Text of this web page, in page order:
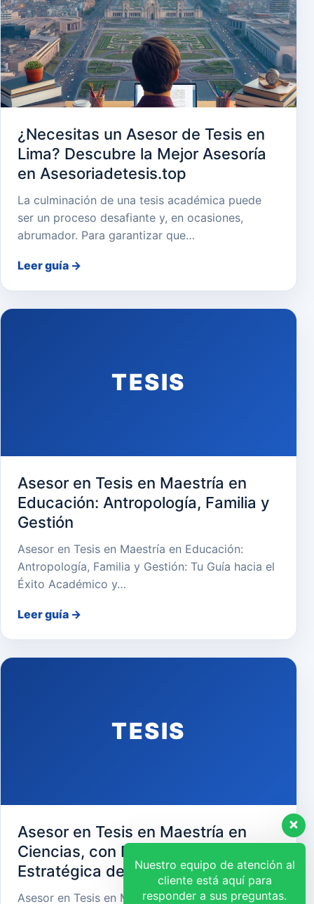
¿Necesitas un Asesor de Tesis en
Lima? Descubre la Mejor Asesoría
en Asesoriadetesis.top
La culminación de una tesis académica puede
ser un proceso desafiante y, en ocasiones,
abrumador. Para garantizar que…
Leer guía →
TESIS
Asesor en Tesis en Maestría en
Educación: Antropología, Familia y
Gestión
Asesor en Tesis en Maestría en Educación:
Antropología, Familia y Gestión: Tu Guía hacia el
Éxito Académico y…
Leer guía →
TESIS
Asesor en Tesis en Maestría en
Ciencias, con Mención en Gerencia
Estratégica de Recursos Humanos
Asesor en Tesis en Maestría en Ciencias, con
Nuestro equipo de atención al
cliente está aquí para
responder a sus preguntas.